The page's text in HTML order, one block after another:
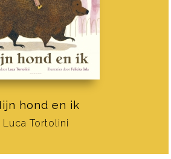
hond en ik
Luca Tortolini